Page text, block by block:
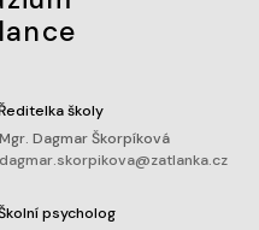
školy
Mgr. Dagmar Škorpíková
dagmar.skorpikova@zatlanka.cz
psycholog